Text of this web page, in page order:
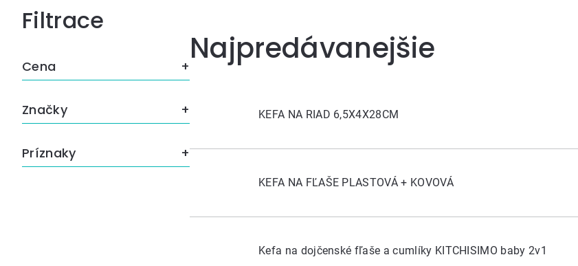
Bočný
panel
Cena
Príznaky
Značky
Najpredávanejšie
KEFA NA RIAD 6,5X4X28CM
KEFA NA FĽAŠE PLASTOVÁ + KOVOVÁ
Kefa na dojčenské fľaše a cumlíky KITCHISIMO baby 2v1